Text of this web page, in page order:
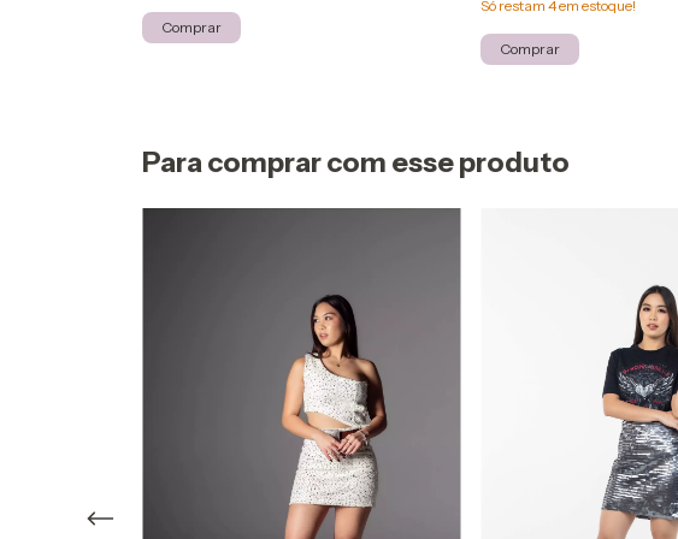
Comprar
Só restam 4em estoque!
Comprar
Para comprar com esse produto